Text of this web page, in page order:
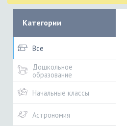
Категории
Все
Дошкольное
образование
Начальные классы
Астрономия